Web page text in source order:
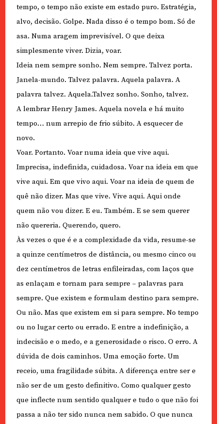
tempo, o tempo não existe em estado puro. Estratégia,
alvo, decisão. Golpe. Nada disso é o tempo bom. Só de
asa. Numa aragem imprevisível. O que deixa
simplesmente viver. Dizia, voar.
Ideia nem sempre sonho. Nem sempre. Talvez porta.
Janela-mundo. Talvez palavra. Aquela palavra. A
palavra talvez. Aquela.Talvez sonho. Sonho, talvez.
A lembrar Henry James. Aquela novela e há muito
tempo… num arrepio de frio súbito. A esquecer de
novo.
Voar. Portanto. Voar numa ideia que vive aqui.
Imprecisa, indefinida, cuidadosa. Voar na ideia em que
vive aqui. Em que vivo aqui. Voar na ideia de quem de
quê não dizer. Mas que vive. Vive aqui. Aqui onde
quem não vou dizer. E eu. Também. E se sem querer
não quereria. Querendo, quero.
Às vezes o que é e a complexidade da vida, resume-se
a quinze centímetros de distância, ou mesmo cinco ou
dez centímetros de letras enfileiradas, com laços que
as enlaçam e tornam para sempre – palavras para
sempre. Que existem e formulam destino para sempre.
Ou não. Mas que existem em si para sempre. No tempo
ou no lugar certo ou errado. E entre a indefinição, a
indecisão e o medo, e a generosidade o risco. O erro. A
dúvida de dois caminhos. Uma emoção forte. Um
receio, uma fragilidade súbita. A diferença entre ser e
não ser de um gesto definitivo. Como qualquer gesto
que inflecte num sentido qualquer e tudo o que não foi
passa a não ter sido nunca nem sabido. O que nunca